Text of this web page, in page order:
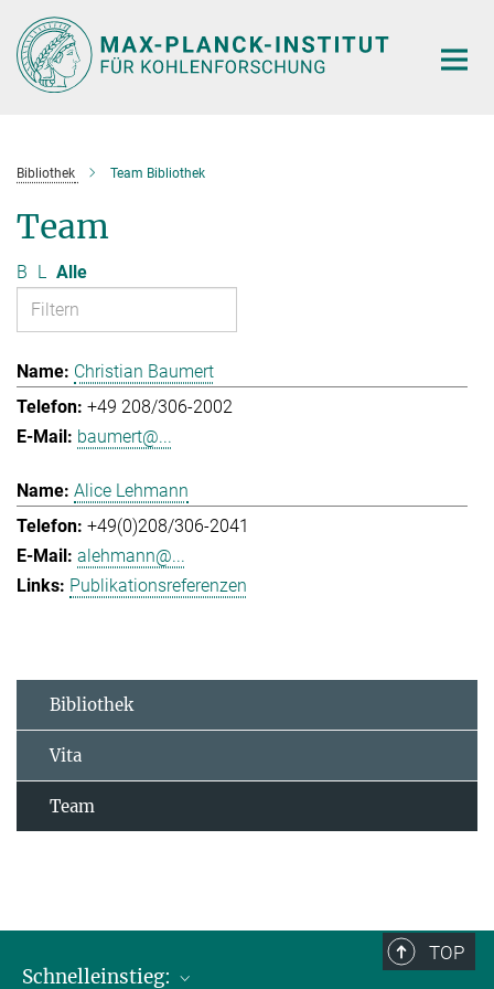
Hauptinhalt
Bibliothek Team Bibliothek
Team
B L Alle
Christian Baumert
+49 208/306-2002
baumert@...
Alice Lehmann
+49(0)208/306-2041
alehmann@...
Publikationsreferenzen
Bibliothek
Vita
Team
TOP
Schnelleinstieg: